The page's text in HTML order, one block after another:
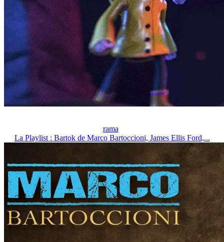
rama
La Playlist : Bartok de Marco Bartoccioni, James Ellis Ford,...